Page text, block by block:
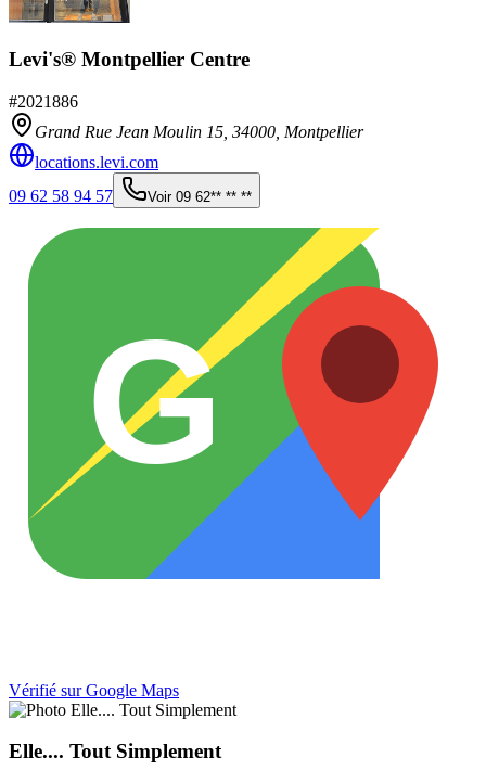
Levi's® Montpellier Centre
#2021886
Grand Rue Jean Moulin 15, 34000 Montpellier
locations.levi.com
09 62 58 94 57
Voir 09 62** ** **
G
Vérifié sur Google Maps
Elle.... Tout Simplement